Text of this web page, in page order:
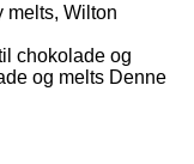
melts, Wilton
chokolade og
og melts Denne